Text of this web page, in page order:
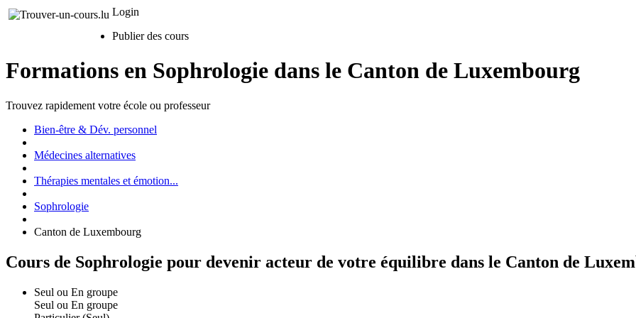
Login
Publier des cours
Formations en Sophrologie dans le Canton de Luxembourg
Trouvez rapidement votre école ou professeur
Bien-être & Dév. personnel
Médecines alternatives
Thérapies mentales et émotion...
Sophrologie
Canton de Luxembourg
Cours de Sophrologie pour devenir acteur de votre équilibre dans le Canton de
Seul ou En groupe
Seul ou En groupe